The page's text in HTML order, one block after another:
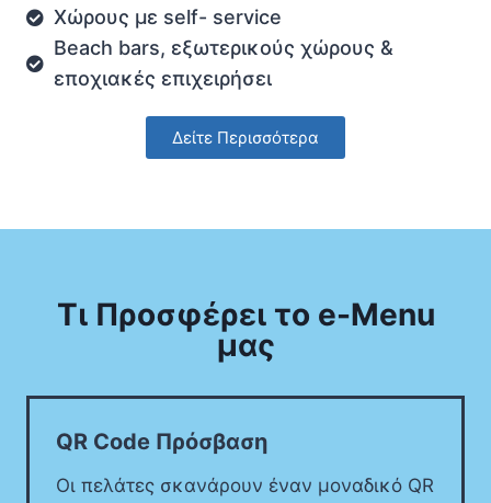
Xώρους με self- service
Beach bars, εξωτερικούς χώρους &
εποχιακές επιχειρήσει
Δείτε Περισσότερα
Τι Προσφέρει το e-Menu
μας
QR Code Πρόσβαση
Οι πελάτες σκανάρουν έναν μοναδικό QR